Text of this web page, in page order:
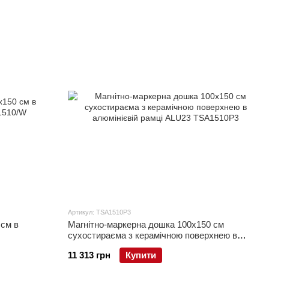
в
Артикул: TSA1510P3
Магнітно-маркерна дошка 100x150 см
сухостираєма з керамічною поверхнею в
алюмінієвій рамці ALU23
11 313 грн
Купити